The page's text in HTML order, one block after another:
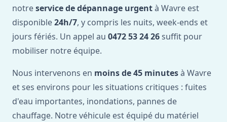
notreservice de dépannage urgentà Wavre est
disponible24h/7, y compris les nuits, week-ends et
jours fériés. Un appel au 0472 53 24 26 suffit pour
mobiliser notre équipe.
Nous intervenons en moins de 45 minutesà Wavre
et ses environs pour les situations critiques : fuites
d'eau importantes, inondations, pannes de
chauffage. Notre véhicule est équipé du matériel